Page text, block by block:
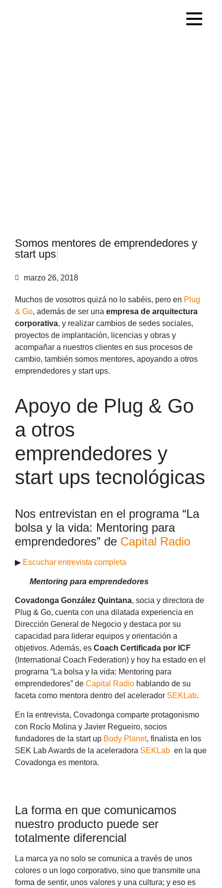
Somos mentores de emprendedores y
start ups|
marzo 26, 2018
Muchos de vosotros quizá no lo sabéis, pero en Plug
& Go, además de ser una empresa de arquitectura
corporativa, y realizar cambios de sedes sociales,
proyectos de implantación, licencias y obras y
acompañar a nuestros clientes en sus procesos de
cambio, también somos mentores, apoyando a otros
emprendedores y start ups.
Apoyo de Plug & Go
a otros
emprendedores y
start ups tecnológicas
Nos entrevistan en el programa “La
bolsa y la vida: Mentoring para
emprendedores” de Capital Radio
▶ Escuchar entrevista completa
Mentoring para emprendedores
Covadonga González Quintana, socia y directora de
Plug & Go, cuenta con una dilatada experiencia en
Dirección General de Negocio y destaca por su
capacidad para liderar equipos y orientación a
objetivos. Además, es Coach Certificada por ICF
(International Coach Federation) y hoy ha estado en el
programa “La bolsa y la vida: Mentoring para
emprendedores” de Capital Radio hablando de su
faceta como mentora dentro del acelerador SEKLab.
En la entrevista, Covadonga comparte protagonismo
con Rocío Molina y Javier Regueiro, socios
fundadores de la start up Body Planet, finalista en los
SEK Lab Awards de la aceleradora SEKLab en la que
Covadonga es mentora.
La forma en que comunicamos
nuestro producto puede ser
totalmente diferencial
La marca ya no solo se comunica a través de unos
colores o un logo corporativo, sino que transmite una
forma de sentir, unos valores y una cultura; y eso es